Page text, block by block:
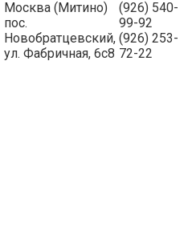
Москва (Митино)
пос.
Новобратцевский,
ул. Фабричная, 6с8
(926) 540-
99-92
(926) 253-
72-22